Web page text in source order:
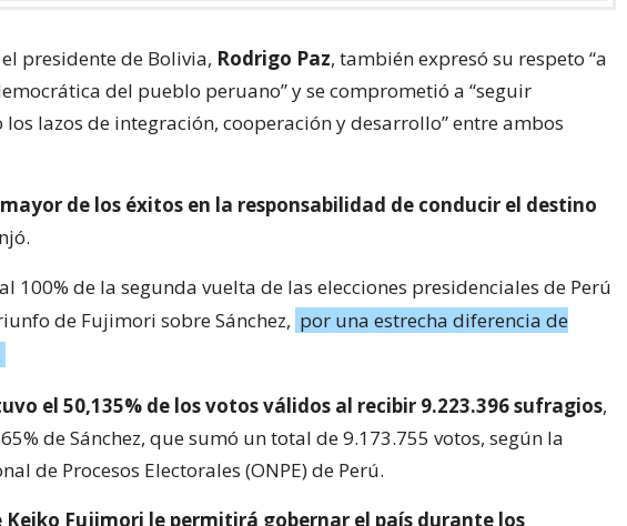
presidente de Bolivia, Rodrigo Paz, también expresó su respeto “a
del pueblo peruano” y se comprometió a “seguir
lazos de integración, cooperación y desarrollo” entre ambos
mayor de los éxitos en la responsabilidad de conducir el destino
100% de la segunda vuelta de las elecciones presidenciales de Perú
de Fujimori sobre Sánchez, por una estrecha diferencia de
el 50,135% de los votos válidos al recibir 9.223.396 sufragios,
de Sánchez, que sumó un total de 9.173.755 votos, según la
de Procesos Electorales (ONPE) de Perú.
Keiko Fujimori le permitirá gobernar el país durante los